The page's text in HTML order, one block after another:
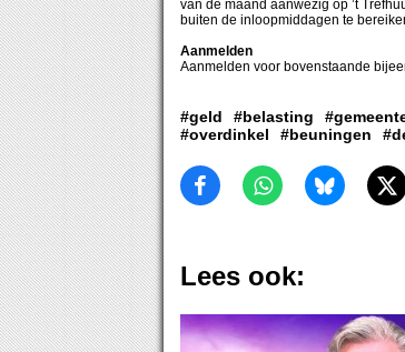
van de maand aanwezig op ’t
buiten de inloopmiddagen te
Aanmelden
Aanmelden voor bovenstaande
#geld #belasting
#overdinkel
#beuningen
Lees ook: